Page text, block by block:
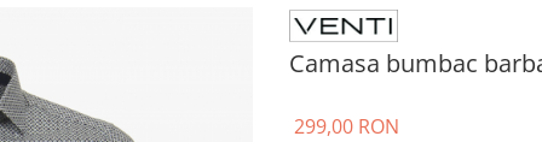
Camasa bumbac
299,00 RON